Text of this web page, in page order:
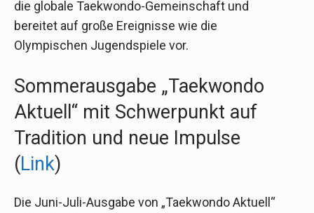
die globale Taekwondo-Gemeinschaft und
bereitet auf große Ereignisse wie die
Olympischen Jugendspiele vor.
Sommerausgabe „Taekwondo
Aktuell“ mit Schwerpunkt auf
Tradition und neue Impulse
(Link)
Die Juni-Juli-Ausgabe von „Taekwondo Aktuell“